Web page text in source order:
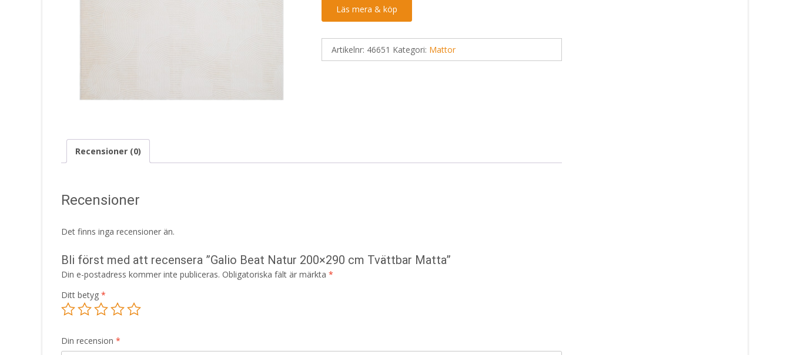
Läs mera & köp
Artikelnr: 46651 Kategori: Mattor
Recensioner (0)
Recensioner
Det finns inga recensioner än.
Bli först med att recensera ”Galio Beat Natur 200×290 cm Tvättbar Matta”
Din e-postadress kommer inte publiceras. Obligatoriska fält är märkta *
Ditt betyg *
Din recension *